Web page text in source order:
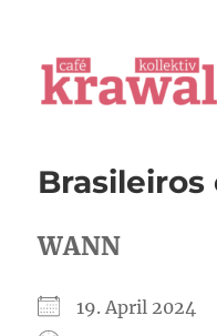
WANN
19. April 2024